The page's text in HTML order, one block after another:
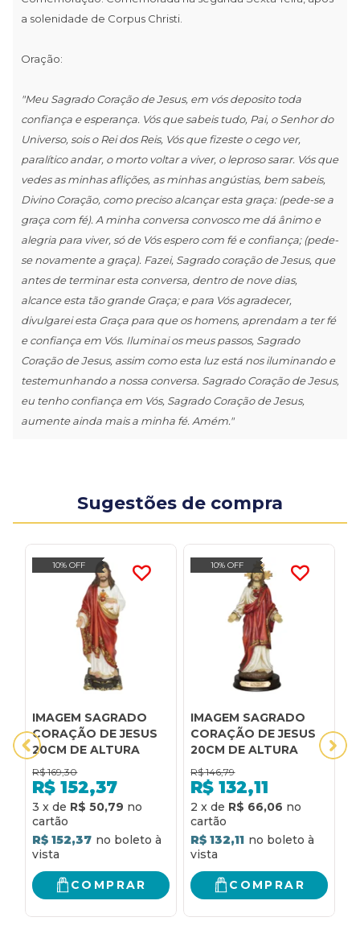
a solenidade de Corpus Christi.
Oração:
"Meu Sagrado Coração de Jesus, em vós deposito toda
confiança e esperança. Vós que sabeis tudo, Pai, o Senhor do
Universo, sois o Rei dos Reis, Vós que fizeste o cego ver,
paralítico andar, o morto voltar a viver, o leproso sarar. Vós que
vedes as minhas aflições, as minhas angústias, bem sabeis,
Divino Coração, como preciso alcançar esta graça: (pede-se a
graça com fé). A minha conversa convosco me dá ânimo e
alegria para viver, só de Vós espero com fé e confiança; (pede-
se novamente a graça). Fazei, Sagrado coração de Jesus, que
antes de terminar esta conversa, dentro de nove dias,
alcance esta tão grande Graça; e para Vós agradecer,
divulgarei esta Graça para que os homens, aprendam a ter fé
e confiança em Vós. Iluminai os meus passos, Sagrado
Coração de Jesus, assim como esta luz está nos iluminando e
testemunhando a nossa conversa. Sagrado Coração de Jesus,
eu tenho confiança em Vós, Sagrado Coração de Jesus,
aumente ainda mais a minha fé. Amém."
Sugestões de compra
10% OFF
IMAGEM SAGRADO
CORAÇÃO DE JESUS
20CM DE ALTURA
R$ 169,30
R$ 152,37
3 x de R$ 50,79
R$ 152,37
COMPRAR
10% OFF
IMAGEM SAGRADO
CORAÇÃO DE JESUS
20CM DE ALTURA
R$ 146,79
R$ 132,11
2 x de R$ 66,06
R$ 132,11
COMPRAR